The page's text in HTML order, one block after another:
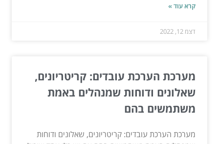
קרא עוד »
דצמ 12, 2022
מערכת הערכת עובדים: קריטריונים,
שאלונים ודוחות שמנהלים באמת
משתמשים בהם
מערכת הערכת עובדים: קריטריונים, שאלונים ודוחות